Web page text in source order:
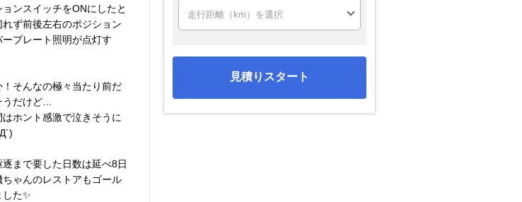
ョンスイッチをONにしたと
れず前後左右のポジション
プレート照明が点灯す
そんなの極々当たり前だ
だけど…
ホント感激で泣きそうに
逐まで要した日数は延べ8日
ちゃんのレストアもゴール
た✨
見積りスタート